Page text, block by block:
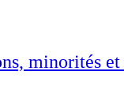
minorités